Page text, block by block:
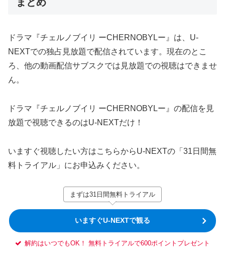
ドラマ『チェルノブイリ ーCHERNOBYLー』は、U-
NEXTでの独占見放題で配信されています。現在のとこ
ろ、他の動画配信サブスクでは見放題での視聴はできませ
ん。
ドラマ『チェルノブイリ ーCHERNOBYLー』の配信を見
放題で視聴できるのはU-NEXTだけ！
いますぐ視聴したい方はこちらからU-NEXTの「31日間無
料トライアル」にお申込みください。
まずは31日間無料トライアル
いますぐU-NEXTで観る
解約はいつでもOK！ 無料トライアルで600ポイントプレゼント